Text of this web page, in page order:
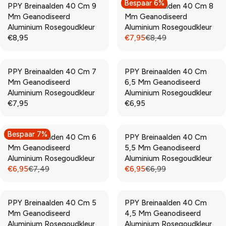
3
,
9
5
,
9
5
I
C
E
€
9
5
I
C
E
€
9
5
U
L
A
R
I
C
E
€
9
5
U
L
A
R
I
C
E
€
,
9
5
PPY Breinaalden 40 Cm 9
Mm Geanodiseerd
Aluminium Rosegoudkleur
R
U
L
A
R
R
I
C
E
€
9
5
€8,95
Bespaar 6%
PPY Breinaalden 40 Cm 8
Mm Geanodiseerd
Aluminium Rosegoudkleur
R
U
L
A
R
I
C
E
€
4
9
,
€7,95€8,49
PPY Breinaalden 40 Cm 7
Mm Geanodiseerd
Aluminium Rosegoudkleur
R
G
U
L
A
R
I
C
€7,95
PPY Breinaalden 40 Cm
6,5 Mm Geanodiseerd
Aluminium Rosegoudkleur
R
U
L
A
R
I
C
€6,95
Bespaar 7%
PPY Breinaalden 40 Cm 6
Mm Geanodiseerd
Aluminium Rosegoudkleur
R
U
L
€6,95€7,49
PPY Breinaalden 40 Cm
5,5 Mm Geanodiseerd
Aluminium Rosegoudkleur
R
U
L
€6,95€6,99
PPY Breinaalden 40 Cm 5
Mm Geanodiseerd
Aluminium Rosegoudkleur
PPY Breinaalden 40 Cm
4,5 Mm Geanodiseerd
Aluminium Rosegoudkleur